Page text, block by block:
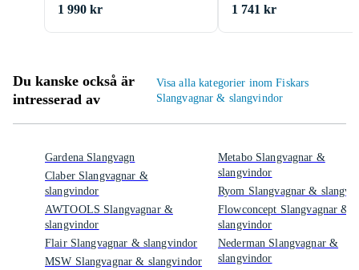
1 990 kr 1 741 kr
Du kanske också är
intresserad av
Visa alla kategorier inom Fiskars
Slangvagnar & slangvindor
Gardena Slangvagn
Claber Slangvagnar &
slangvindor
AWTOOLS Slangvagnar &
slangvindor
Flair Slangvagnar & slangvindor
MSW Slangvagnar & slangvindor
Metabo Slangvagnar &
slangvindor
Ryom Slangvagnar &
Flowconcept Slangvagnar &
slangvindor
Nederman Slangvagnar &
slangvindor